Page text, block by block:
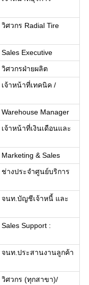
วิศวกร Radial Tire
Sales Executive
วิศวกรฝ่ายผลิต
เจ้าหน้าที่เทคนิค /
Warehouse Manager
เจ้าหน้าที่เงินเดือนและ
Marketing & Sales
ช่างประจำศูนย์บริการ
จนท.บัญชีเจ้าหนี้ และ
Sales Support :
จนท.ประสานงานลูกค้า
วิศวกร (ทุกสาขา)/